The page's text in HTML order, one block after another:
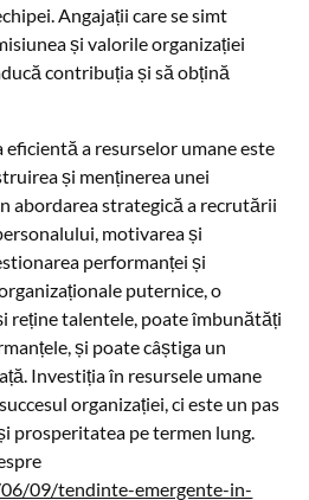
Angajații care se simt
și valorile organizației
contribuția și să obțină
eficientă a resurselor umane este
și menținerea unei
abordarea strategică a recrutării
motivarea și
performanței și
puternice, o
reține talentele, poate îmbunătăți
și poate câștiga un
Investiția în resursele umane
organizației, ci este un pas
prosperitatea pe termen lung.
09/tendinte-emergente-in-